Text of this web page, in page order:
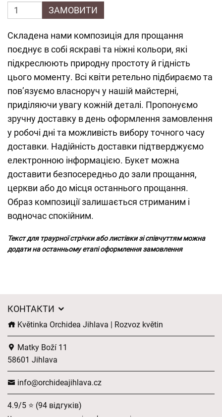
ЗАМОВИТИ
Складена нами композиція для прощання
поєднує в собі яскраві та ніжні кольори, які
підкреслюють природну простоту й гідність
цього моменту. Всі квіти ретельно підбираємо та
пов’язуємо власноруч у нашій майстерні,
приділяючи увагу кожній деталі. Пропонуємо
зручну доставку в день оформлення замовлення
у робочі дні та можливість вибору точного часу
доставки. Надійність доставки підтверджуємо
електронною інформацією. Букет можна
доставити безпосередньо до зали прощання,
церкви або до місця останнього прощання.
Образ композиції залишається стриманим і
водночас спокійним.
Текст для траурної стрічки або листівки зі співчуттям можна
додати на останньому етапі оформлення замовлення
КОНТАКТИ
Květinka Orchidea Jihlava | Rozvoz květin
Matky Boží 11
58601 Jihlava
info@orchideajihlava.cz
4.9/5 ⭐ (94 відгуків)